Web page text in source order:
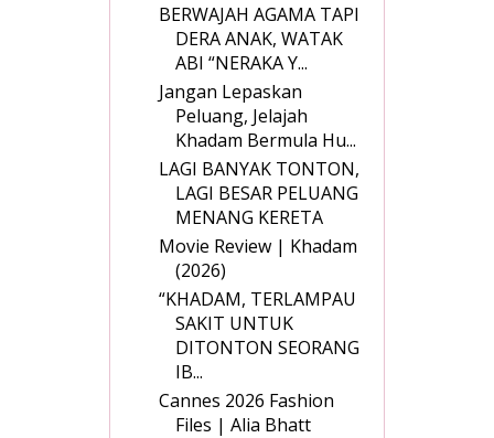
BERWAJAH AGAMA TAPI
DERA ANAK, WATAK
ABI “NERAKA Y...
Jangan Lepaskan
Peluang, Jelajah
Khadam Bermula Hu...
LAGI BANYAK TONTON,
LAGI BESAR PELUANG
MENANG KERETA
Movie Review | Khadam
(2026)
“KHADAM, TERLAMPAU
SAKIT UNTUK
DITONTON SEORANG
IB...
Cannes 2026 Fashion
Files | Alia Bhatt